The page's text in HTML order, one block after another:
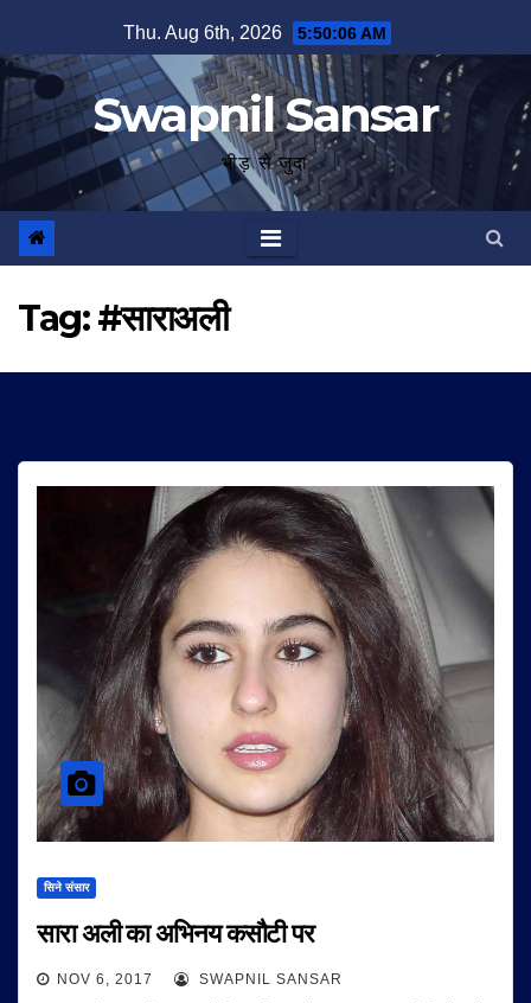
to
content
Thu. Aug 6th, 2026 5:50:06 AM
Swapnil Sansar
भीड़ से जुदा
Tag:#साराअली
सिने संसार
सारा अली का अभिनय कसौटी पर
NOV 6, 2017 SWAPNIL SANSAR